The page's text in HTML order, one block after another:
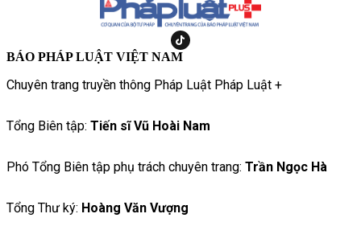
BÁO PHÁP LUẬT VIỆT NAM
Chuyên trang truyền thông Pháp Luật Pháp Luật +
Tổng Biên tập: Tiến sĩ Vũ Hoài Nam
Phó Tổng Biên tập phụ trách chuyên trang: Trần Ngọc Hà
Tổng Thư ký: Hoàng Văn Vượng